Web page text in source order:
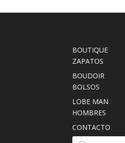
BOUTIQUE
ZAPATOS
BOUDOIR
BOLSOS
LOBE MAN
HOMBRES
CONTACTO
Búsqueda